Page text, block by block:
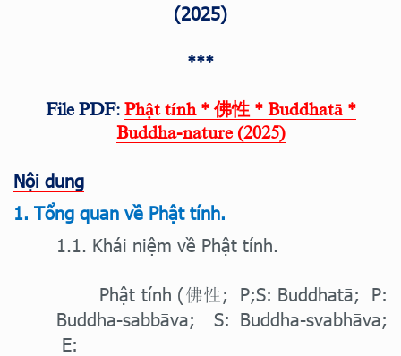
(2025)
***
File PDF: Phật tính * 佛性 * Buddhatā *
Buddha-nature (2025)
Nội dung
1. Tổng quan về Phật tính.
1.1. Khái niệm về Phật tính.
Phật tính (佛性 ; P;S: Buddhatā; P:
Buddha-sabbāva; S: Buddha-svabhāva;
E: